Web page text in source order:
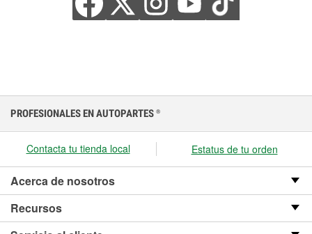
PROFESIONALES EN AUTOPARTES ®
Contacta tu tienda local Estatus de tu orden
Acerca de nosotros
Recursos